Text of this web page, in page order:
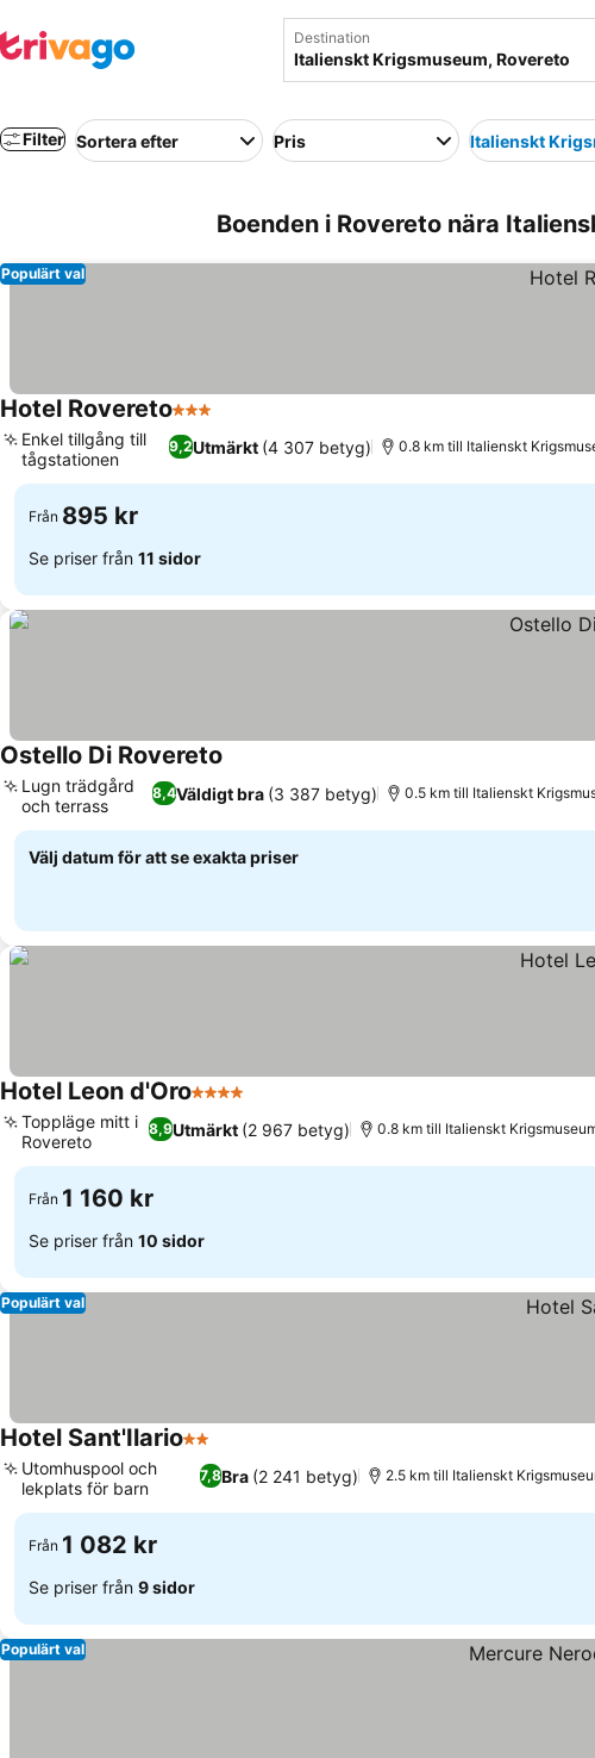
Destination
Filter Sortera efter Pris Italienskt
Boenden i Rovereto nära
Populärt val
Hotel Rovereto3 Stjärnor
9,2Utmärkt (4 307 betyg)
Enkel tillgång till
tågstationen
0.8 km till Italienskt
Från 895 kr
Se priser från 11 sidor
Ostello Di Rovereto
8,4Väldigt bra (3 387 betyg)
Lugn trädgård
och terrass
0.5 km till Italienskt
Välj datum för att se exakta priser
Hotel Leon d'Oro4 Stjärnor
8,9Utmärkt (2 967 betyg)
Toppläge mitt i
Rovereto
0.8 km till Italienskt
Från 1 160 kr
Se priser från 10 sidor
Populärt val
Hotel Sant'Ilario2 Stjärnor
7,8Bra (2 241 betyg)
Utomhuspool och
lekplats för barn
2.5 km till Italienskt
Från 1 082 kr
Se priser från 9 sidor
Populärt val